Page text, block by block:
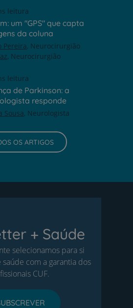
leitura
um "GPS" que capta
da coluna
Pereira Neurocirurgião
Neurocirurgião
leitura
de Parkinson: a
responde
Sousa Neurologista
OS ARTIGOS
+ Saúde
selecionamos para si
com a garantia dos
CUF.